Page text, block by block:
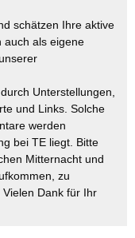
schätzen Ihre aktive
auch als eigene
Unterstellungen,
und Links. Solche
werden
bei TE liegt. Bitte
Mitternacht und
zu
Dank für Ihr